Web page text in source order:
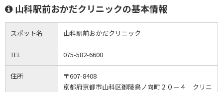
山科駅前おかだクリニックの基本情報
スポット名 山科駅前おかだクリニック
TEL 075-582-6600
住所
〒607-8408
京都府京都市山科区御陵鳥ノ向町２０－４ クリニ